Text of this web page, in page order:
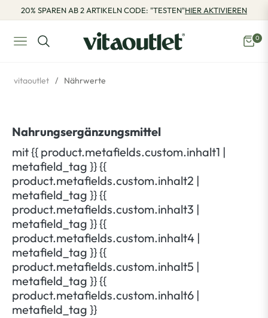
20% SPAREN AB 2 ARTIKELN CODE: "TESTEN"HIER AKTIVIEREN
Navigation
0
vitaoutlet / Nährwerte
Nahrungsergänzungsmittel
mit {{ product.metafields.custom.inhalt1 |
metafield_tag }} {{
product.metafields.custom.inhalt2 |
metafield_tag }} {{
product.metafields.custom.inhalt3 |
metafield_tag }} {{
product.metafields.custom.inhalt4 |
metafield_tag }} {{
product.metafields.custom.inhalt5 |
metafield_tag }} {{
product.metafields.custom.inhalt6 |
metafield_tag }}